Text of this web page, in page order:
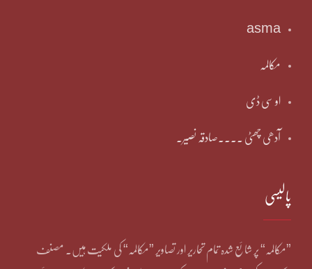
asma
مکالمہ
او سی ڈی
آدھی چھٹی ۔۔۔۔صادقہ نصیر۔
پالیسی
”مکالمہ“ پر شائع شدہ تمام تحاریر اور تصاویر ”مکالمہ“ کی ملکیت ہیں۔ مصنف